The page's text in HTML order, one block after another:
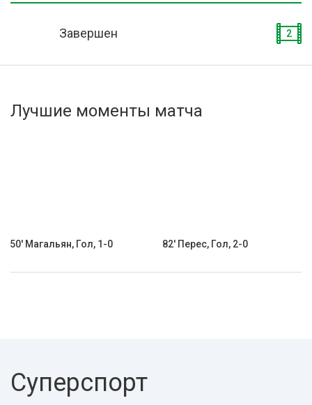
Активировать промокод
Завершен 2
Лучшие моменты матча
50' Магальян, Гол, 1-0 82' Перес, Гол, 2-0
Суперспорт